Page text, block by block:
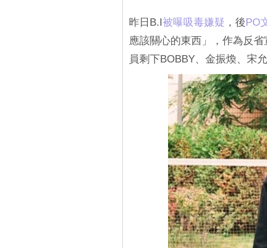
昨日B.I 被曝吸毒嫌疑 ，後 PO
應該關心的東西」，作為反
員剩下BOBBY、金振煥、宋